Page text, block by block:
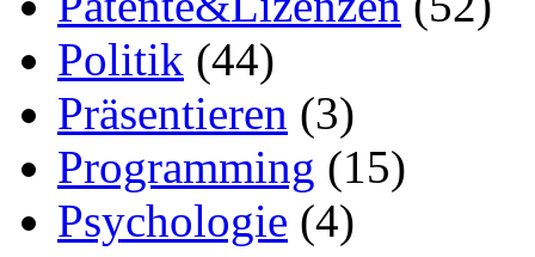
Politik (44)
Präsentieren (3)
Programming (15)
Psychologie (4)